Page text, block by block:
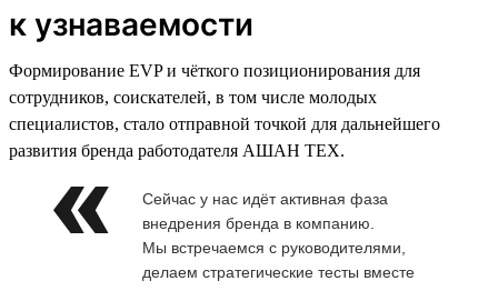
к узнаваемости
Формирование EVP и чёткого позиционирования для
сотрудников, соискателей, в том числе молодых
специалистов, стало отправной точкой для дальнейшего
развития бренда работодателя АШАН ТЕХ.
Сейчас у нас идёт активная фаза
внедрения бренда в компанию.
Мы встречаемся с руководителями,
делаем стратегические тесты вместе